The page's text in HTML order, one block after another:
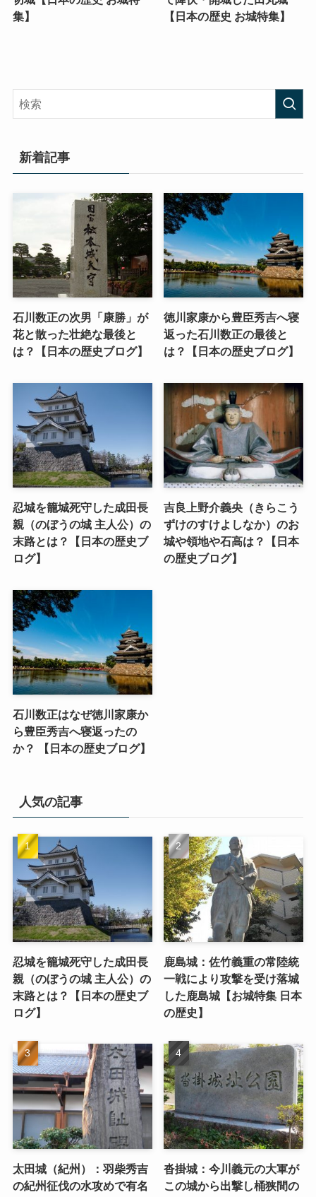
集】
【日本の歴史 お城特集】
新着記事
石川数正の次男「康勝」が
花と散った壮絶な最後と
は？【日本の歴史ブログ】
徳川家康から豊臣秀吉へ寝
返った石川数正の最後と
は？【日本の歴史ブログ】
忍城を籠城死守した成田長
親（のぼうの城 主人公）の
末路とは？【日本の歴史ブ
ログ】
吉良上野介義央（きらこう
ずけのすけよしなか）のお
城や領地や石高は？【日本
の歴史ブログ】
石川数正はなぜ徳川家康か
ら豊臣秀吉へ寝返ったの
か？ 【日本の歴史ブログ】
人気の記事
忍城を籠城死守した成田長
親（のぼうの城 主人公）の
末路とは？【日本の歴史ブ
ログ】
鹿島城：佐竹義重の常陸統
一戦により攻撃を受け落城
した鹿島城【お城特集 日本
の歴史】
太田城（紀州）：羽柴秀吉
の紀州征伐の水攻めで有名
沓掛城：今川義元の大軍が
この城から出撃し桶狭間の